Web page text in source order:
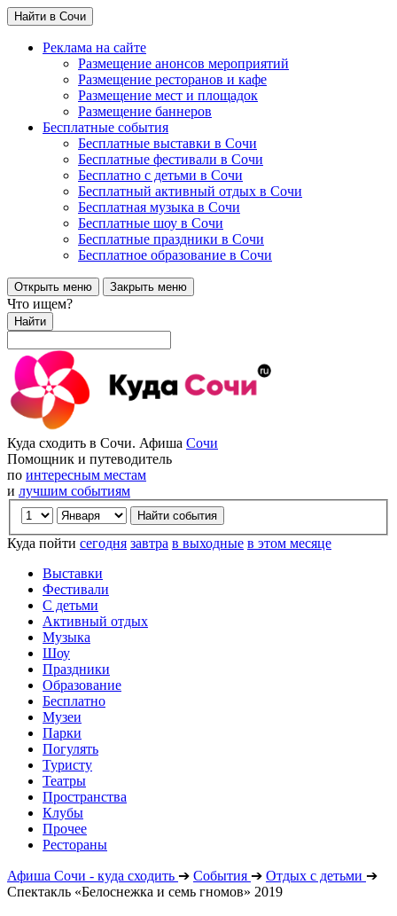
Найти в Сочи
Реклама на сайте
Размещение анонсов мероприятий
Размещение ресторанов и кафе
Размещение мест и площадок
Размещение баннеров
Бесплатные события
Бесплатные выставки в Сочи
Бесплатные фестивали в Сочи
Бесплатно с детьми в Сочи
Бесплатный активный отдых в Сочи
Бесплатная музыка в Сочи
Бесплатные шоу в Сочи
Бесплатные праздники в Сочи
Бесплатное образование в Сочи
Открыть меню Закрыть меню
Что ищем?
Найти
Куда сходить в Сочи. Афиша Сочи
Помощник и путеводитель
по интересным местам
и лучшим событиям
Куда пойти сегодня завтра в выходные в этом месяце
Выставки
Фестивали
С детьми
Активный отдых
Музыка
Шоу
Праздники
Образование
Бесплатно
Музеи
Парки
Погулять
Туристу
Театры
Пространства
Клубы
Прочее
Рестораны
Афиша Сочи - куда сходить ➔ События ➔ Отдых с детьми ➔
Спектакль «Белоснежка и семь гномов» 2019